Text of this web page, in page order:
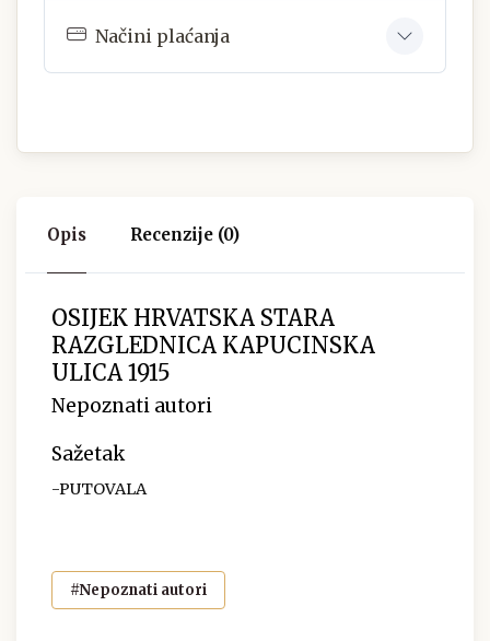
Načini plaćanja
Opis Recenzije (0)
OSIJEK HRVATSKA STARA
RAZGLEDNICA KAPUCINSKA
ULICA 1915
Nepoznati autori
Sažetak
-PUTOVALA
#Nepoznati autori